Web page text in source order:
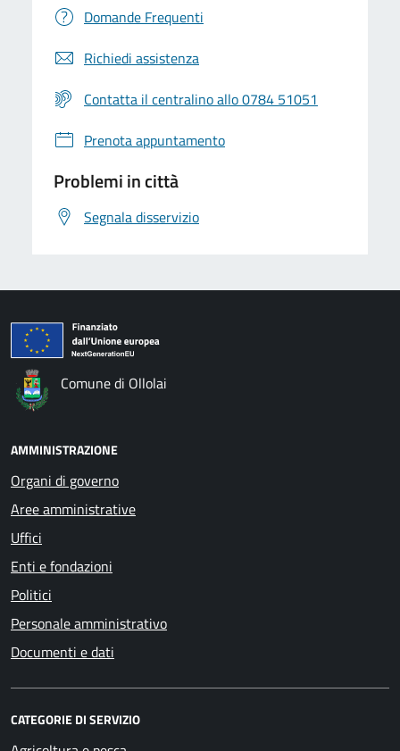
Domande Frequenti
Richiedi assistenza
Contatta il centralino allo 0784 51051
Prenota appuntamento
Problemi in città
Segnala disservizio
Comune di Ollolai
AMMINISTRAZIONE
Organi di governo
Aree amministrative
Uffici
Enti e fondazioni
Politici
Personale amministrativo
Documenti e dati
CATEGORIE DI SERVIZIO